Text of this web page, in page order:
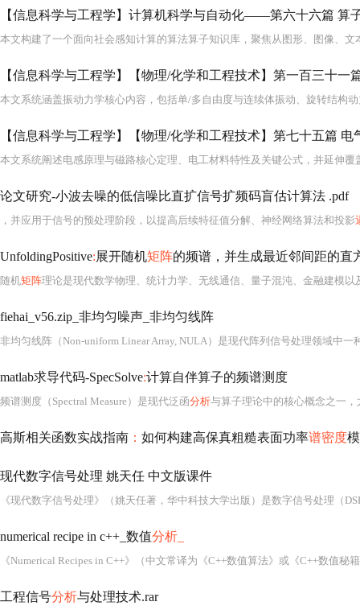
【信息科学与工程学】【物理/化学和工程技术】第一百三十一
论文研究-小波去噪的低信噪比直扩信号扩频码盲估计算法 .pdf
，并应用于信号的预处理阶段，以提高后续特征值分解、神经网络算法和投影
UnfoldingPositive:展开随机矩阵的频谱，并生成最近邻间距的直
随机矩阵理论是现代数学物理、统计力学、无线通信、量子混沌、金融建模以
fiehai_v56.zip_非均匀噪声_非均匀线阵
matlab求导代码-SpecSolve:计算自伴算子的频谱测度
频谱测度（Spectral Measure）是现代泛函分析与算子理论中的核心概念之一，尤其在自伴算子（Self-adjoint Operator）的谱理论中具有基础性地位。自伴算子作为希尔伯特空间上一类最重要的无界线性算子，其谱结构不仅决定了相应物理系统（如量子力学中哈密顿量）的动力学行为、稳定性与可观测
高斯相关函数实战指南 ： 如何构建高保真粗糙表面功率谱密度
现代数字信号处理 姚天任 中文版课件
numerical recipe in c++_数值分析_
工程信号分析与处理技术.rar